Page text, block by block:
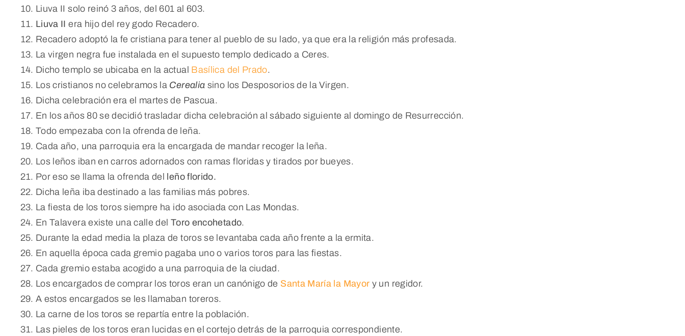
Liuva II solo reinó 3 años, del 601 al 603.
Liuva II era hijo del rey godo Recadero.
Recadero adoptó la fe cristiana para tener al pueblo de su lado, ya que era la religión más profesada.
La virgen negra fue instalada en el supuesto templo dedicado a Ceres.
Dicho templo se ubicaba en la actual Basílica del Prado.
Los cristianos no celebramos la Cerealia sino los Desposorios de la Virgen.
Dicha celebración era el martes de Pascua.
En los años 80 se decidió trasladar dicha celebración al sábado siguiente al domingo de Resurrección.
Todo empezaba con la ofrenda de leña.
Cada año, una parroquia era la encargada de mandar recoger la leña.
Los leños iban en carros adornados con ramas floridas y tirados por bueyes.
Por eso se llama la ofrenda del
leño florido.
Dicha leña iba destinado a las familias más pobres.
La fiesta de los toros siempre ha ido asociada con Las Mondas.
En Talavera existe una calle del Toro encohetado.
Durante la edad media la plaza de toros se levantaba cada año frente a la ermita.
En aquella época cada gremio pagaba uno o varios toros para las fiestas.
Cada gremio estaba acogido a una parroquia de la ciudad.
Los encargados de comprar los toros eran un canónigo de Santa María la Mayor y un regidor.
A estos encargados se les llamaban toreros.
La carne de los toros se repartía entre la población.
Las pieles de los toros eran lucidas en el cortejo detrás de la parroquia correspondiente.